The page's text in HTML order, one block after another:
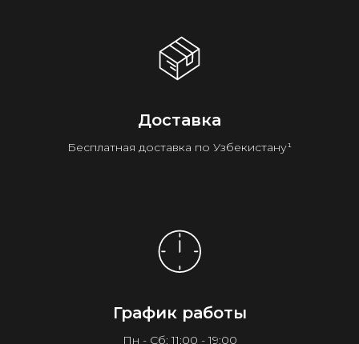
Доставка
Бесплатная доставка по Узбекистану¹
График работы
Пн - Сб: 11:00 - 19:00